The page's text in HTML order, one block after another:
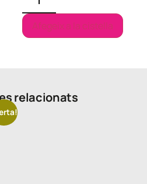
Afegeix a la cistella
relacionats